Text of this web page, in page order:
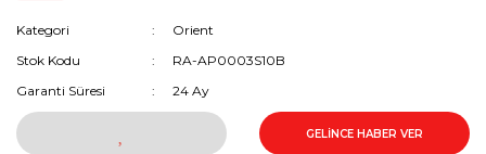
Kategori
Orient
Stok Kodu
RA-AP0003S10B
Garanti Süresi
24 Ay
GELİNCE HABER VER